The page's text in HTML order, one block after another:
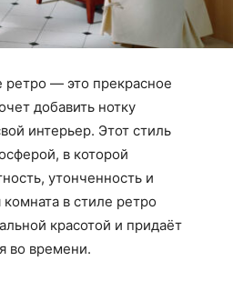
ретро — это прекрасное
добавить нотку
интерьер. Этот стиль
в которой
утонченность и
в стиле ретро
красотой и придаёт
во времени.